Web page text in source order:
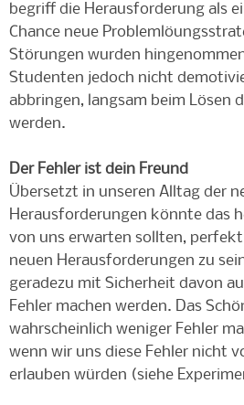
begriff die Herausforderung als
Chance neue
Störungen wurden
Studenten jedoch nicht
abbringen, langsam beim Lösen
werden.
Der Fehler ist dein Freund
Übersetzt in unseren Alltag der
Herausforderungen könnte das
von uns erwarten sollten,
neuen Herausforderungen zu
geradezu mit Sicherheit davon
Fehler machen werden. Das
wahrscheinlich weniger Fehler
wenn wir uns diese Fehler nicht
erlauben würden (siehe